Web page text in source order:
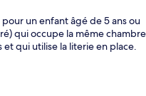
un enfant âgé de 5 ans ou
qui occupe la même chambre
qui utilise la literie en place.